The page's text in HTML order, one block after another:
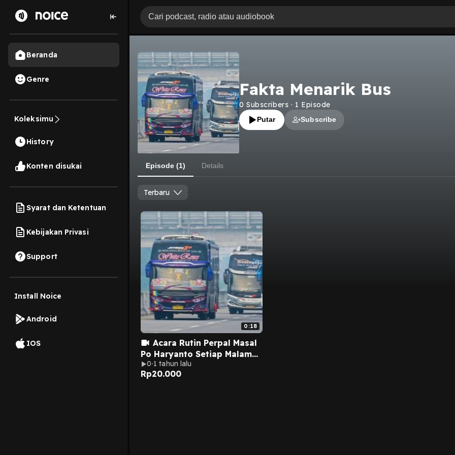
Beranda
Genre
Koleksimu
History
Konten disukai
Syarat dan Ketentuan
Kebijakan Privasi
Support
Install Noice
Android
IOS
Fakta Menarik Bus
0 Subscribers · 1 Episode
Putar Subscribe
Episode (1) Details
Terbaru
0:18
Acara Rutin Perpal Masal
Po Haryanto Setiap Malam
Satu Suro
0 1 tahun lalu
Rp20.000